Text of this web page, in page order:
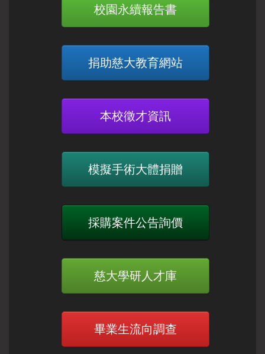
校園永續報告書
捐助慈大教育網站
本校徵才資訊
模擬手術大體捐贈
採購案件公告詢價
慈大學研人才庫
畢業生流向調查